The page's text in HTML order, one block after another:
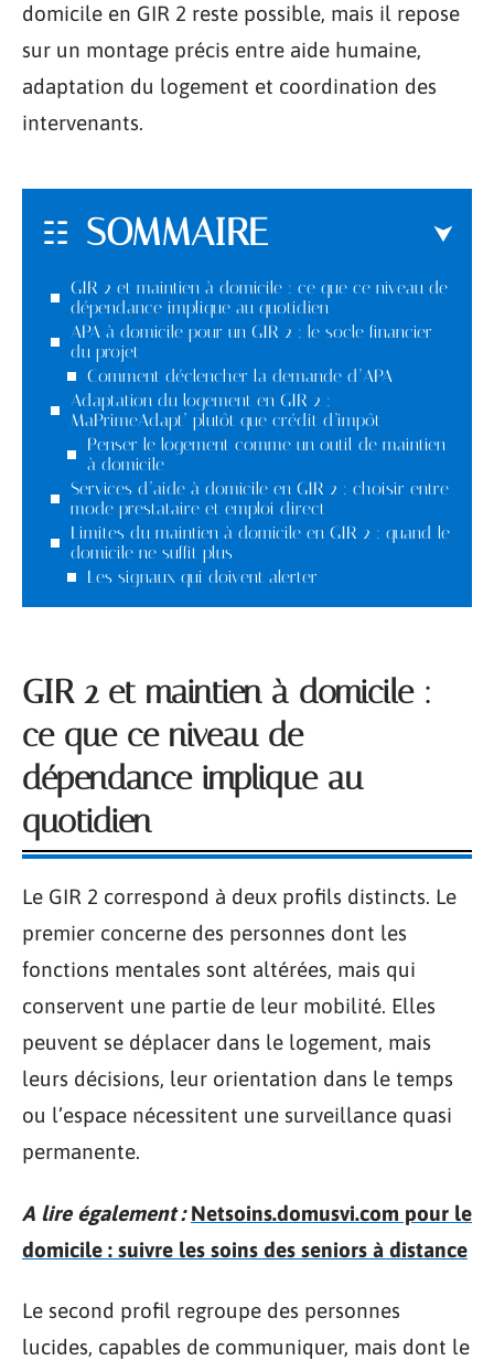
domicile en GIR 2 reste possible, mais il repose
sur un montage précis entre aide humaine,
adaptation du logement et coordination des
intervenants.
SOMMAIRE
GIR 2 et maintien à domicile : ce que ce niveau de
dépendance implique au quotidien
APA à domicile pour un GIR 2 : le socle financier
du projet
Comment déclencher la demande d’APA
Adaptation du logement en GIR 2 :
MaPrimeAdapt’ plutôt que crédit d’impôt
Penser le logement comme un outil de maintien
à domicile
Services d’aide à domicile en GIR 2 : choisir entre
mode prestataire et emploi direct
Limites du maintien à domicile en GIR 2 : quand le
domicile ne suffit plus
Les signaux qui doivent alerter
GIR 2 et maintien à domicile :
ce que ce niveau de
dépendance implique au
quotidien
Le GIR 2 correspond à deux profils distincts. Le
premier concerne des personnes dont les
fonctions mentales sont altérées, mais qui
conservent une partie de leur mobilité. Elles
peuvent se déplacer dans le logement, mais
leurs décisions, leur orientation dans le temps
ou l’espace nécessitent une surveillance quasi
permanente.
A lire également : Netsoins.domusvi.com pour le
domicile : suivre les soins des seniors à distance
Le second profil regroupe des personnes
lucides, capables de communiquer, mais dont le